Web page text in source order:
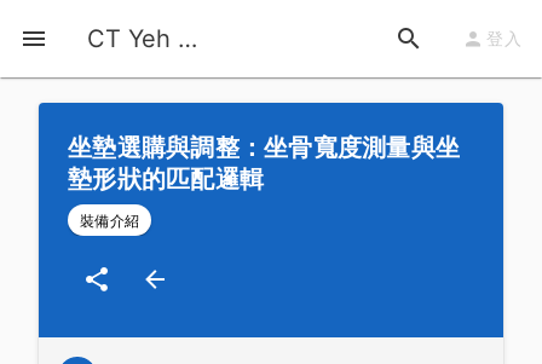
CT Yeh 公路車基地 登入
首頁 運動知識
坐墊選購與調整：坐骨寬度測量與坐
墊形狀的匹配邏輯
裝備介紹